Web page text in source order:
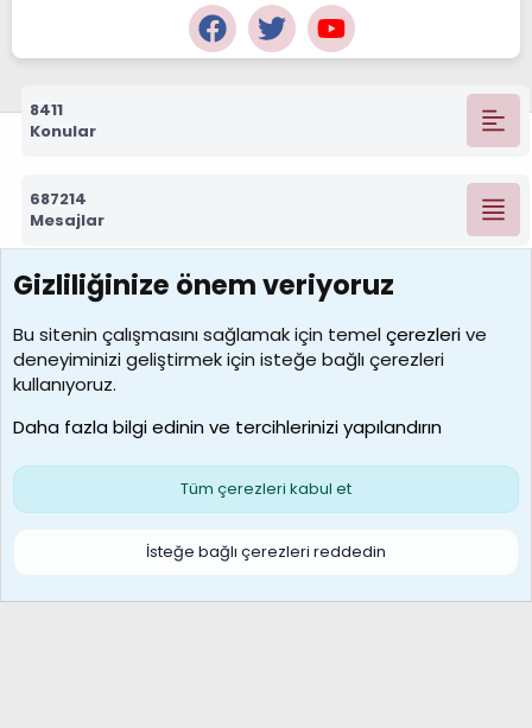
8411
Konular
687214
Mesajlar
7388
Kullanıcılar
borabekirogluu
Son üye
Çerezler
S
Gizliliğinize önem veriyoruz
Bu sitenin çalışmasını sağlamak için temelçerezlerive
deneyiminizi geliştirmek için isteğe bağlı çerezleri
kullanıyoruz.
Daha fazla bilgi edinin ve tercihlerinizi yapılandırın
Tüm çerezleri kabul et
İsteğe bağlı çerezleri reddedin